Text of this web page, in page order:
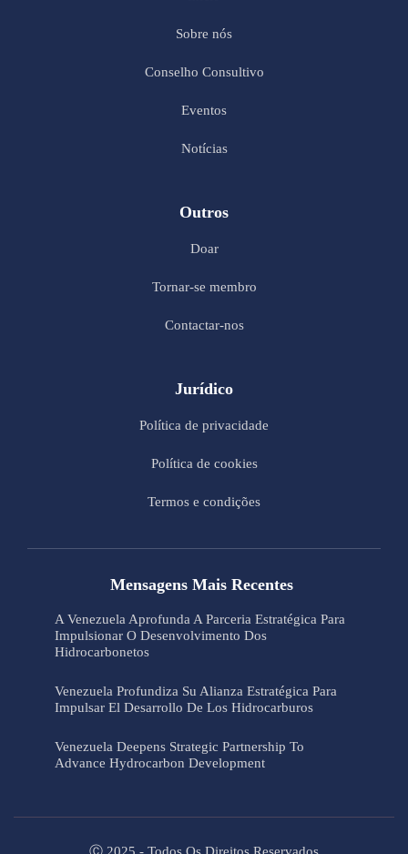
Sobre nós
Conselho Consultivo
Eventos
Notícias
Outros
Doar
Tornar-se membro
Contactar-nos
Jurídico
Política de privacidade
Política de cookies
Termos e condições
Mensagens Mais Recentes
A Venezuela Aprofunda A Parceria Estratégica Para
Impulsionar O Desenvolvimento Dos
Hidrocarbonetos
Venezuela Profundiza Su Alianza Estratégica Para
Impulsar El Desarrollo De Los Hidrocarburos
Venezuela Deepens Strategic Partnership To
Advance Hydrocarbon Development